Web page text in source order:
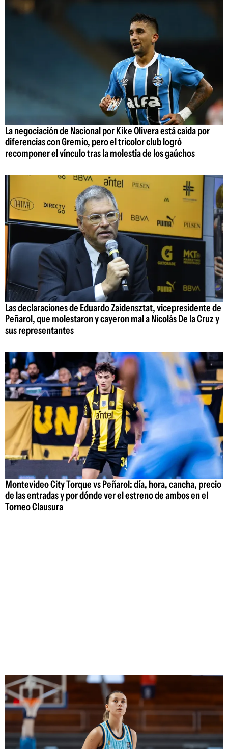
La negociación de Nacional por Kike Olivera está caída por
diferencias con Gremio, pero el tricolor club logró
recomponer el vínculo tras la molestia de los gaúchos
Las declaraciones de Eduardo Zaidensztat, vicepresidente de
Peñarol, que molestaron y cayeron mal a Nicolás De la Cruz y
sus representantes
Montevideo City Torque vs Peñarol: día, hora, cancha, precio
de las entradas y por dónde ver el estreno de ambos en el
Torneo Clausura